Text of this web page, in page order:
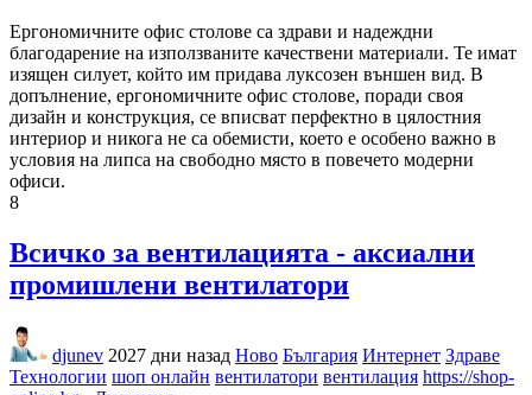
Ергономичните офис столове са здрави и надеждни
благодарение на използваните качествени материали. Те имат
изящен силует, който им придава луксозен външен вид. В
допълнение, ергономичните офис столове, поради своя
дизайн и конструкция, се вписват перфектно в цялостния
интериор и никога не са обемисти, което е особено важно в
условия на липса на свободно място в повечето модерни
офиси.
8
Всичко за вентилацията - аксиални
промишлени вентилатори
djunev 2027 дни назад Ново България Интернет Здраве
Технологии шоп онлайн вентилатори вентилация https://shop-